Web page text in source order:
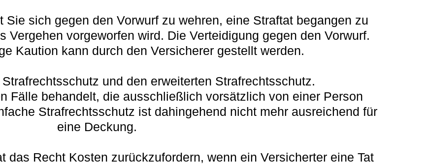
Sie sich gegen den Vorwurf zu wehren, eine Straftat begangen zu
Vergehen vorgeworfen wird. Die Verteidigung gegen den Vorwurf.
Kaution kann durch den Versicherer gestellt werden.
und den erweiterten Strafrechtsschutz.
Fälle behandelt, die ausschließlich vorsätzlich von einer Person
Strafrechtsschutz ist dahingehend nicht mehr ausreichend für
eine Deckung.
das Recht Kosten zurückzufordern, wenn ein Versicherter eine Tat